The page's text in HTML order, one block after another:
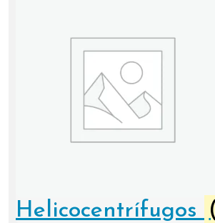
Helicocentrífugos